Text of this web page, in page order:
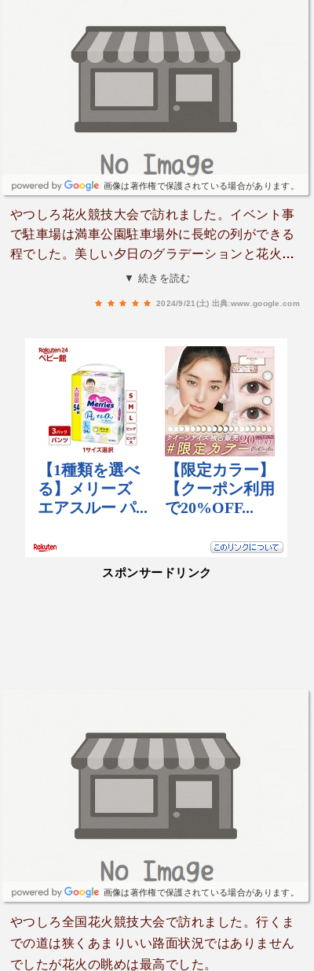
画像は著作権で保護されている場合があります。
やつしろ花火競技大会で訪れました。イベント事
で駐車場は満車公園駐車場外に長蛇の列ができる
程でした。美しい夕日のグラデーションと花火を
撮ることができました。トイレがあるのはありが
▼ 続きを読む
2024/9/21(土) 出典:www.google.com
スポンサードリンク
画像は著作権で保護されている場合があります。
やつしろ全国花火競技大会で訪れました。行くま
での道は狭くあまりいい路面状況ではありません
でしたが花火の眺めは最高でした。